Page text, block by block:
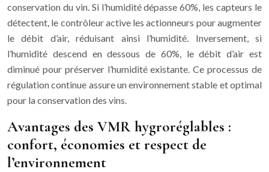
conservation du vin. Si l’humidité dépasse 60%, les capteurs le
détectent, le contrôleur active les actionneurs pour augmenter
le débit d’air, réduisant ainsi l’humidité. Inversement, si
l’humidité descend en dessous de 60%, le débit d’air est
diminué pour préserver l’humidité existante. Ce processus de
régulation continue assure un environnement stable et optimal
pour la conservation des vins.
Avantages des VMR hygroréglables :
confort, économies et respect de
l’environnement